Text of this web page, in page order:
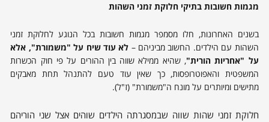
מגמות חשובות בתיקי חלוקת זמני השהות
בשנים האחרונות, חלו מסמפר מגמות חשובות בכל הנוגע לחלוקת זמני
השהות עם הילדים. החשוב מביניהם – לא עוד שיח על "משמורת", אלא
על "אחריות הורית", שהיא ממילא שווה בין ההורים על פי חוק הכשרות
המשפטית והאפוטרופסות, כך שאין עוד טעם להתנהל תחת מאבקים
מתישים ומיותרים על מונח ה"משמורת" (ז"ל).
חלוקת זמני שהות שווה שבמסגרתה הילדים שוהים אצל שני הוריהם